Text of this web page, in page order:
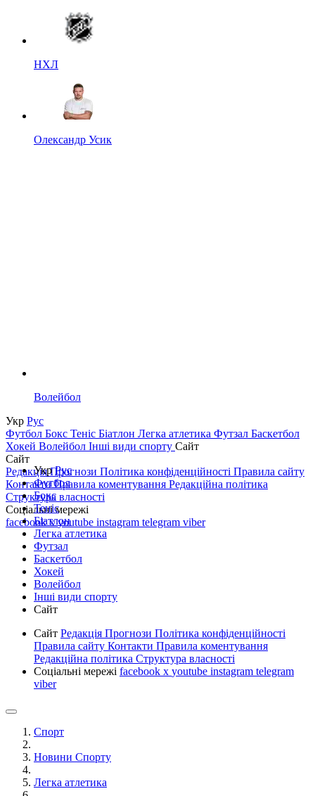
НХЛ
Олександр Усик
Волейбол
Укр Рус
Футбол Бокс Теніс Біатлон Легка атлетика Футзал Баскетбол
Хокей Волейбол Інші види спорту Сайт
Сайт
РедакціяПрогнози Політика конфіденційності Правила сайту
КонтактиПравила коментування Редакційна політика
Структура власності
Соціальні мережі
facebookxyoutube instagram telegram viber
УкрРус
Футбол
Бокс
Теніс
Біатлон
Легка атлетика
Футзал
Баскетбол
Хокей
Волейбол
Інші види спорту
Сайт
Сайт Редакція Прогнози Політика конфіденційності
Правила сайту Контакти Правила коментування
Редакційна політика Структура власності
Соціальні мережі facebook x youtube instagram telegram
viber
Спорт
Новини Спорту
Легка атлетика